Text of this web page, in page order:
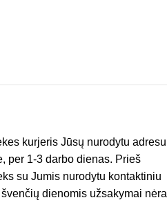
kurjeris Jūsų nurodytu adresu
per 1-3 darbo dienas. Prieš
su Jumis nurodytu kontaktiniu
dienomis užsakymai nėra